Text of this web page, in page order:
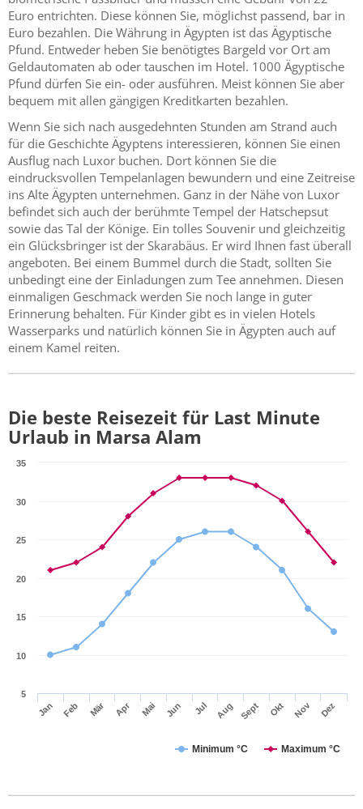
Euro entrichten. Diese können Sie, möglichst passend, bar in
Euro bezahlen. Die Währung in Ägypten ist das Ägyptische
Pfund. Entweder heben Sie benötigtes Bargeld vor Ort am
Geldautomaten ab oder tauschen im Hotel. 1000 Ägyptische
Pfund dürfen Sie ein- oder ausführen. Meist können Sie aber
bequem mit allen gängigen Kreditkarten bezahlen.
Wenn Sie sich nach ausgedehnten Stunden am Strand auch
für die Geschichte Ägyptens interessieren, können Sie einen
Ausflug nach Luxor buchen. Dort können Sie die
eindrucksvollen Tempelanlagen bewundern und eine Zeitreise
ins Alte Ägypten unternehmen. Ganz in der Nähe von Luxor
befindet sich auch der berühmte Tempel der Hatschepsut
sowie das Tal der Könige. Ein tolles Souvenir und gleichzeitig
ein Glücksbringer ist der Skarabäus. Er wird Ihnen fast überall
angeboten. Bei einem Bummel durch die Stadt, sollten Sie
unbedingt eine der Einladungen zum Tee annehmen. Diesen
einmaligen Geschmack werden Sie noch lange in guter
Erinnerung behalten. Für Kinder gibt es in vielen Hotels
Wasserparks und natürlich können Sie in Ägypten auch auf
einem Kamel reiten.
Die beste Reisezeit für Last Minute
Urlaub in Marsa Alam
Minimum °C Maximum °C
Jan Feb Mär Apr Mai Jun Jul Aug Sept Okt Nov Dez
5
10
15
20
25
30
35